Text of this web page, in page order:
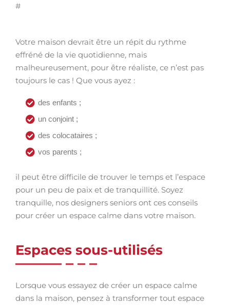
#
Votre maison devrait être un répit du rythme
effréné de la vie quotidienne, mais
malheureusement, pour être réaliste, ce n’est pas
toujours le cas ! Que vous ayez :
des enfants ;
un conjoint ;
des colocataires ;
vos parents ;
il peut être difficile de trouver le temps et l’espace
pour un peu de paix et de tranquillité. Soyez
tranquille, nos designers seniors ont ces conseils
pour créer un espace calme dans votre maison.
Espaces sous-utilisés
Lorsque vous essayez de créer un espace calme
dans la maison, pensez à transformer tout espace